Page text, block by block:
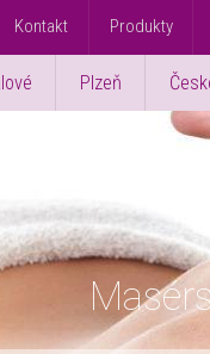
Kontakt Produkty
Plzeň